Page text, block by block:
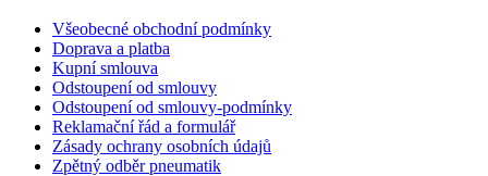
Všeobecné obchodní podmínky
Doprava a platba
Kupní smlouva
Odstoupení od smlouvy
Odstoupení od smlouvy-podmínky
Reklamační řád a formulář
Zásady ochrany osobních údajů
Zpětný odběr pneumatik